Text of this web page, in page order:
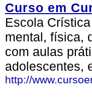
Curso em
Escola
mental, física,
com aulas
adolescentes,
http://